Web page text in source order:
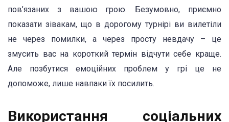
пов’язаних з вашою грою. Безумовно, приємно
показати зівакам, що в дорогому турнірі ви вилетіли
не через помилки, а через просту невдачу – це
змусить вас на короткий термін відчути себе краще.
Але позбутися емоційних проблем у грі це не
допоможе, лише навпаки їх посилить.
Використання соціальних